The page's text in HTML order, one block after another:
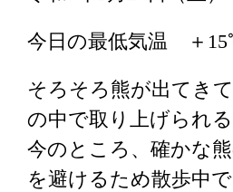
今日の最低気温
そろそろ熊が出てき
の中で取り上げられ
今のところ、確かな
を避けるため散歩中